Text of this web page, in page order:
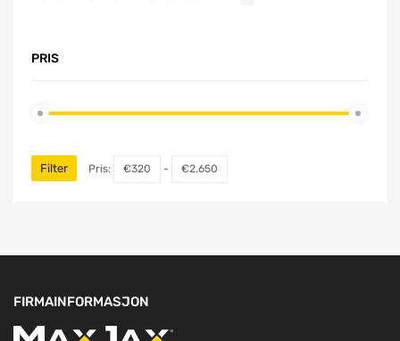
PRIS
Filter Pris: €320 - €2.650
FIRMAINFORMASJON